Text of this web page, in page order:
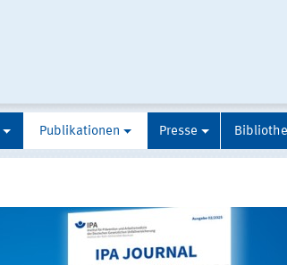
Publikationen Presse